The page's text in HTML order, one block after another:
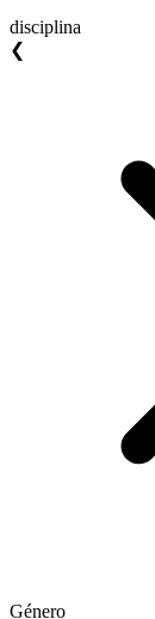
disciplina
❮
Género